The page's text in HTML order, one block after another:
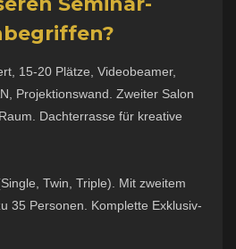
15-20 Plätze, Videobeamer,
Projektionswand. Zweiter Salon
Dachterrasse für kreative
Twin, Triple). Mit zweitem
35 Personen. Komplette Exklusiv-